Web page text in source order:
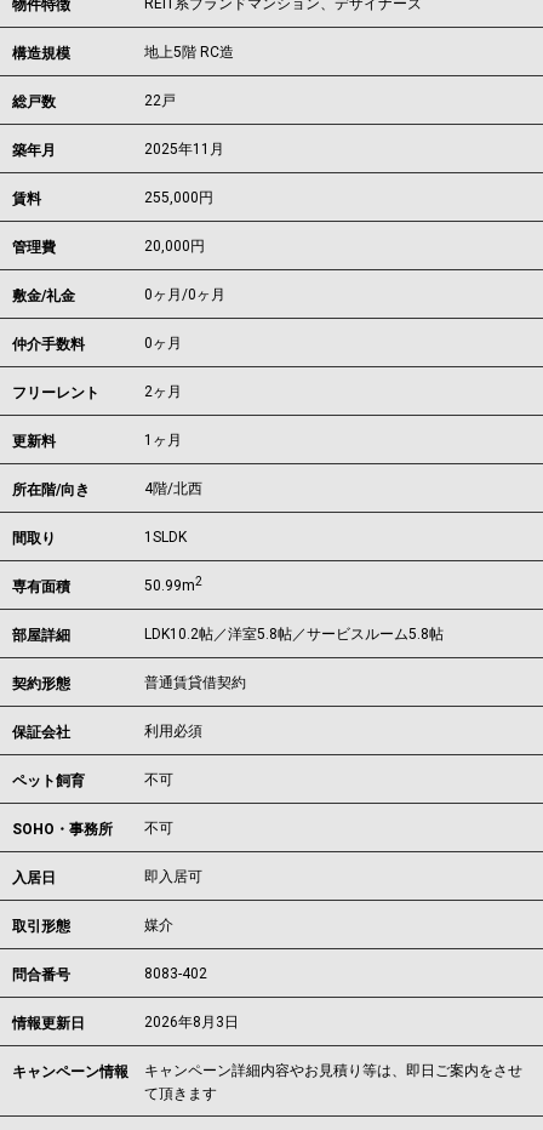
物件特徴 REIT系ブランドマンション、デザイナーズ
構造規模 地上5階 RC造
総戸数 22戸
築年月 2025年11月
賃料 255,000 円
管理費 20,000円
敷金/礼金 0ヶ月/0ヶ月
仲介手数料 0ヶ月
フリーレント 2ヶ月
更新料 1ヶ月
所在階/向き 4階/北西
間取り 1SLDK
専有面積 50.99m2
部屋詳細 LDK10.2帖／洋室5.8帖／サービスルーム5.8帖
契約形態 普通賃貸借契約
保証会社 利用必須
ペット飼育 不可
SOHO・事務所 不可
入居日 即入居可
取引形態 媒介
問合番号 8083-402
情報更新日 2026年8月3日
キャンペーン情報
キャンペーン詳細内容やお見積り等は、即日ご案内をさせ
て頂きます